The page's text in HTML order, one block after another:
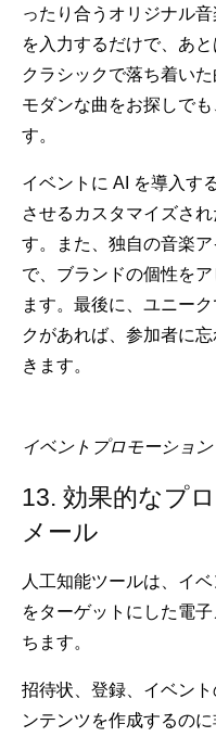
ったり合うオリジナル
を入力するだけで、あ
クラシックで落ち着い
モダンな曲をお探しで
す。
イベントに AI を導入す
させるカスタマイズさ
す。また、独自の音楽
で、ブランドの個性を
ます。最後に、ユニー
クがあれば、参加者に
きます。
イベントプロモーション
13. 効果的なプ
メール
人工知能ツールは、イ
をターゲットにした電
ちます。
招待状、登録、イベン
ンテンツを作成するの